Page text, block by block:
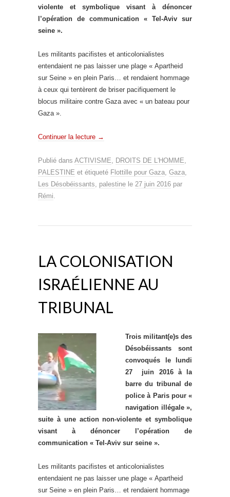
violente et symbolique visant à dénoncer
l’opération de communication « Tel-Aviv sur
seine ».
Les militants pacifistes et anticolonialistes
entendaient ne pas laisser une plage « Apartheid
sur Seine » en plein Paris… et rendaient hommage
à ceux qui tentèrent de briser pacifiquement le
blocus militaire contre Gaza avec « un bateau pour
Gaza ».
Continuer la lecture →
Publié dans ACTIVISME DROITS DE L'HOMME
PALESTINE et étiqueté Flottille pour Gaza Gaza
Les Désobéissants
palestine le 27 juin 2016 par
Rémi
LA COLONISATION
ISRAÉLIENNE AU
TRIBUNAL
Trois militant(e)s des
Désobéissants sont
convoqués le lundi
27 juin 2016 à la
barre du tribunal de
police à Paris pour «
navigation illégale »,
suite à une action non-violente et symbolique
visant à dénoncer l’opération de
communication « Tel-Aviv sur seine ».
Les militants pacifistes et anticolonialistes
entendaient ne pas laisser une plage « Apartheid
sur Seine » en plein Paris… et rendaient hommage